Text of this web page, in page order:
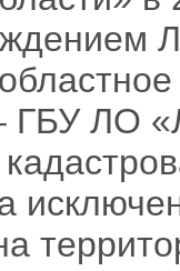
ГБУ ЛО